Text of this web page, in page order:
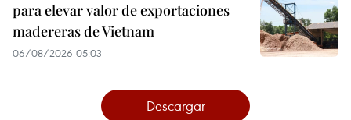
para elevar valor de exportaciones
madereras de Vietnam
06/08/2026 05:03
Descargar